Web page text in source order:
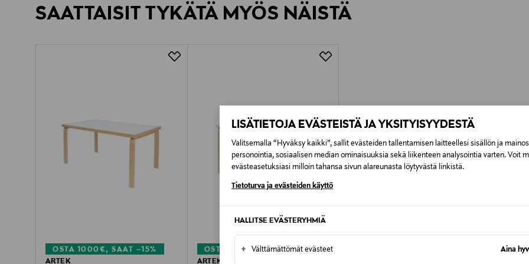
LISÄTIETOJA EVÄSTEISTÄ JA YKSITYISYYDESTÄ
Valitsemalla “Hyväksy kaikki”, sallit evästeiden tallentamisen laitteellesi sisällön ja
personointia, sosiaalisen median ominaisuuksia sekä liikenteen analysointia varten. Voit
evästeasetuksiasi milloin tahansa sivun alareunasta löytyvästä linkistä.
Tietoturva ja evästeiden käyttö
HALLITSE EVÄSTERYHMIÄ
+ Välttämättömät evästeet Aina
Kotiinkuljetus
SAATTAISIT TYKÄTÄ MYÖS NÄISTÄ
OSTA 1000€, SAAT –15%
ARTEK
OSTA 1000€, SAAT –15%
ARTEK